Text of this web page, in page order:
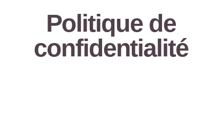
Politique de
confidentialité